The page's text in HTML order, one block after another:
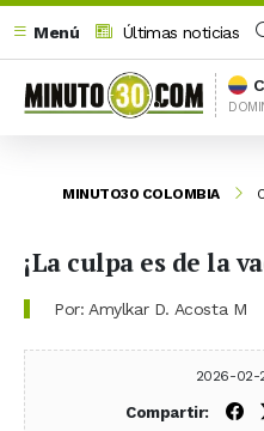
Menú
Últimas noticias
MINUTO30 COLOMBIA
¡La culpa es de la
Por: Amylkar D. Acosta M
2026-02-
Compartir: